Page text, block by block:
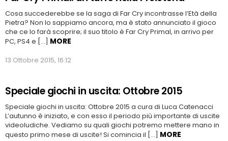
Cosa succederebbe se la saga di Far Cry incontrasse l’Età della
Pietra? Non lo sappiamo ancora, ma è stato annunciato il gioco
che ce lo farà scoprire; il suo titolo è Far Cry Primal, in arrivo per
PC, PS4 e […] MORE
13 Ottobre 2015, 16:12
Speciale giochi in uscita: Ottobre 2015
Speciale giochi in uscita: Ottobre 2015 a cura di Luca Catenacci
L’autunno è iniziato, e con esso il periodo più importante di uscite
videoludiche. Vediamo su quali giochi potremo mettere mano in
questo primo mese di uscite! Si comincia il […] MORE